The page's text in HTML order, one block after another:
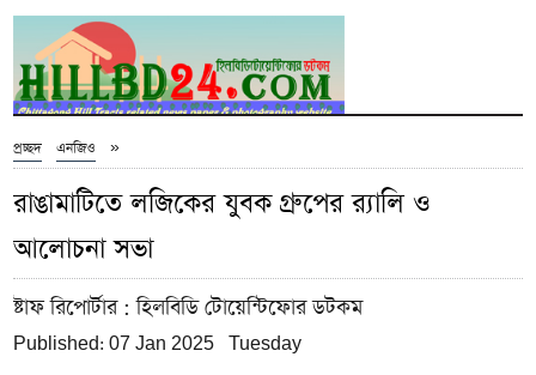
প্রচ্ছদ »
এনজিও
রাঙামাটিতে লজিকের যুবক গ্রুপের র‌্যালি ও
আলোচনা সভা
ষ্টাফ রিপোর্টার: হিলবিডি টোয়েন্টিফোর ডটকম
Published: 07 Jan 2025 Tuesday